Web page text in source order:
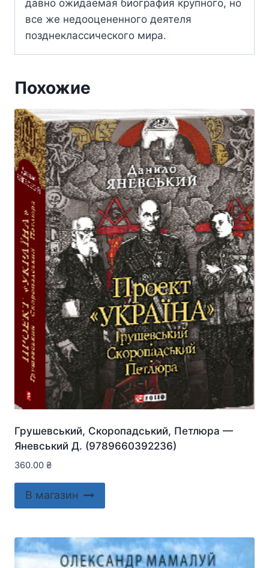
давно ожидаемая биография крупного, но
все же недооцененного деятеля
позднеклассического мира.
Похожие
Грушевський, Скоропадський, Петлюра —
Яневський Д. (9789660392236)
360.00 ₴
В магазин